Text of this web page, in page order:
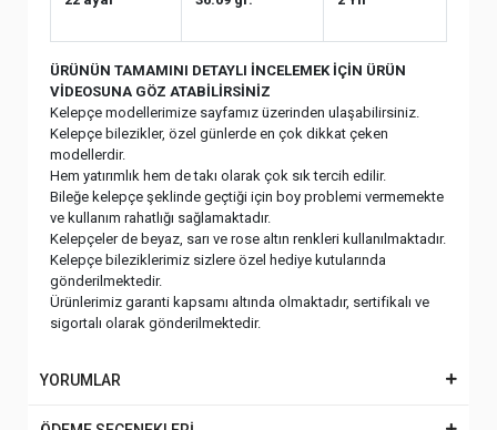
ÜRÜNÜN TAMAMINI DETAYLI İNCELEMEK İÇİN ÜRÜN
VİDEOSUNA GÖZ ATABİLİRSİNİZ
Kelepçe modellerimize sayfamız üzerinden ulaşabilirsiniz.
Kelepçe bilezikler, özel günlerde en çok dikkat çeken
modellerdir.
Hem yatırımlık hem de takı olarak çok sık tercih edilir.
Bileğe kelepçe şeklinde geçtiği için boy problemi vermemekte
ve kullanım rahatlığı sağlamaktadır.
Kelepçeler de beyaz, sarı ve rose altın renkleri kullanılmaktadır.
Kelepçe bileziklerimiz sizlere özel hediye kutularında
gönderilmektedir.
Ürünlerimiz garanti kapsamı altında olmaktadır, sertifikalı ve
sigortalı olarak gönderilmektedir.
YORUMLAR